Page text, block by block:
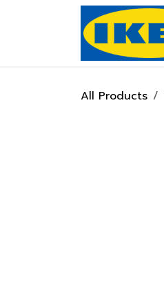
Skip to Content
All Products